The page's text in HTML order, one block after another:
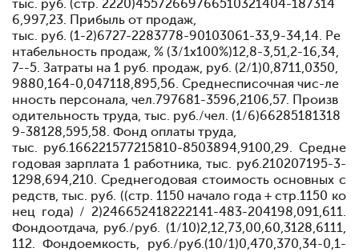
тыс. руб. (стр. 2220)45572669766510321404-187314
6,997,23. Прибыль от продаж,
тыс. руб. (1-2)6727-2283778-90103061-33,9-34,14. Ре
нтабельность продаж, % (3/1х100%)12,8-3,51,2-16,34,
7--5. Затраты на 1 руб. продаж, руб. (2/1)0,8711,0350,
9880,164-0,047118,895,56. Среднесписочная чис-ле
нность персонала, чел.797681-3596,2106,57. Произв
одительность труда, тыс. руб./чел. (1/6)66285181318
9-38128,595,58. Фонд оплаты труда,
тыс. руб.166221577215810-8503894,9100,29. Средне
годовая зарплата 1 работника, тыс. руб.210207195-3-
1298,694,210. Среднегодовая стоимость основных с
редств, тыс. руб. ((стр. 1150 начало года + стр.1150 ко
нец года) / 2)246652418222141-483-204198,091,611.
Фондоотдача, руб./руб. (1/10)2,12,73,00,60,3128,6111,
112. Фондоемкость, руб./руб.(10/1)0,470,370,34-0,1-